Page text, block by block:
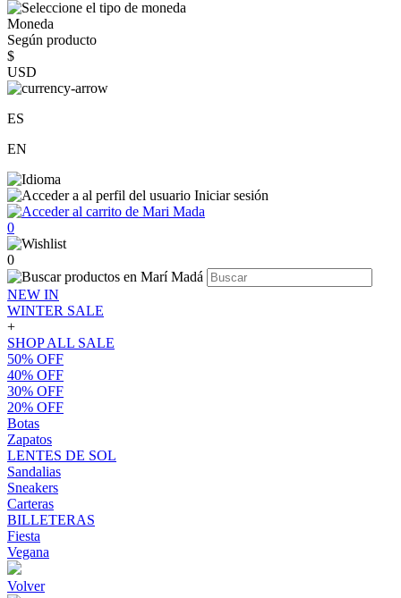
Moneda
Según producto
$
USD
ES
EN
Iniciar sesión
0
0
NEW IN
WINTER SALE
+
SHOP ALL SALE
50% OFF
40% OFF
30% OFF
20% OFF
Botas
Zapatos
LENTES DE SOL
Sandalias
Sneakers
Carteras
BILLETERAS
Fiesta
Vegana
Volver